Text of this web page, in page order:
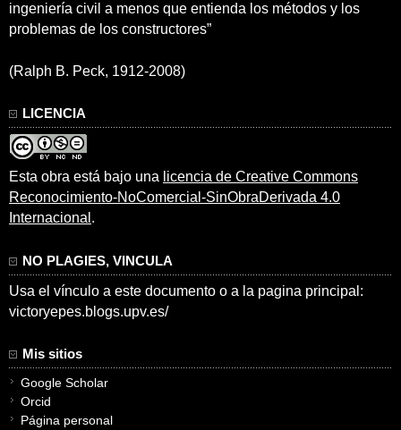
ingeniería civil a menos que entienda los métodos y los
problemas de los constructores”
(Ralph B. Peck, 1912-2008)
LICENCIA
Esta obra está bajo una licencia de Creative Commons
Reconocimiento-NoComercial-SinObraDerivada 4.0
Internacional .
NO PLAGIES, VINCULA
Usa el vínculo a este documento o a la pagina principal:
victoryepes.blogs.upv.es/
Mis sitios
Google Scholar
Orcid
Página personal